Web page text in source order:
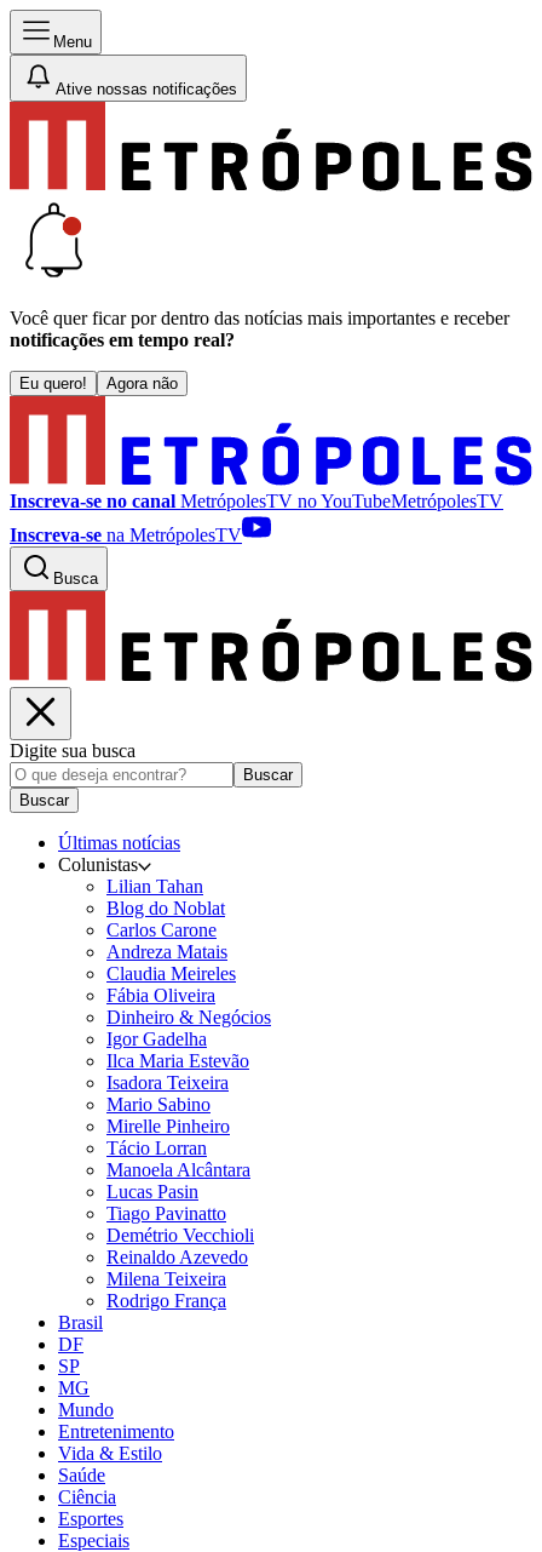
Menu
Ative nossas notificações
Você quer ficar por dentro das notícias mais importantes e receber
notificações em tempo real?
Eu quero! Agora não
Inscreva-se no canal MetrópolesTV noYouTubeMetrópolesTV
Inscreva-se na MetrópolesTV
Busca
Digite sua busca
Buscar
Buscar
Últimas notícias
Colunistas
Lilian Tahan
Blog do Noblat
Carlos Carone
Andreza Matais
Claudia Meireles
Fábia Oliveira
Dinheiro & Negócios
Igor Gadelha
Ilca Maria Estevão
Isadora Teixeira
Mario Sabino
Mirelle Pinheiro
Tácio Lorran
Manoela Alcântara
Lucas Pasin
Tiago Pavinatto
Demétrio Vecchioli
Reinaldo Azevedo
Milena Teixeira
Rodrigo França
Brasil
DF
SP
MG
Mundo
Entretenimento
Vida & Estilo
Saúde
Ciência
Esportes
Especiais